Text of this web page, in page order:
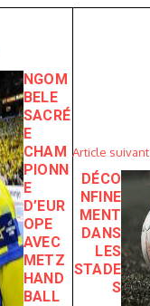
NGOM
BELE
SACRÉ
E
CHAM
PIONN
E
D’EUR
OPE
AVEC
METZ
HAND
BALL
Article suivant
DÉCO
NFINE
MENT
DANS
LES
STADE
S